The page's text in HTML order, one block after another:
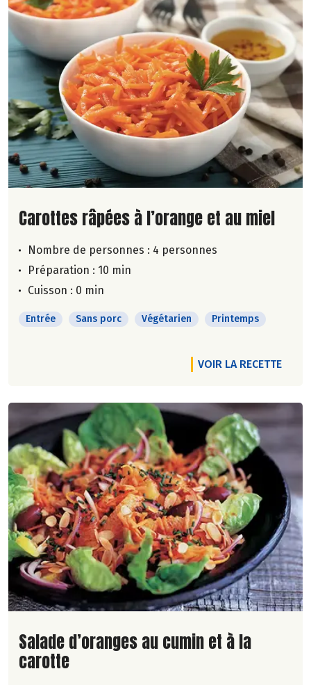
Lire la suite de la recette
Carottes râpées à l’orange et au miel
Nombre de personnes : 4 personnes
Préparation : 10 min
Cuisson : 0 min
Entrée Sans porc Végétarien Printemps
VOIR LA RECETTE
Lire la suite de la recette
Salade d’oranges au cumin et à la
carotte